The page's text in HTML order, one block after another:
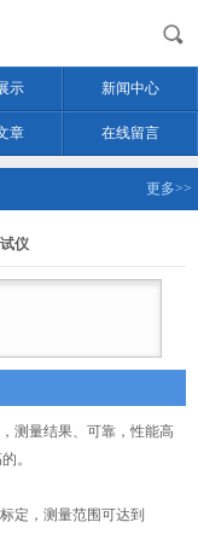
示 新闻中心
章 在线留言
更多>>
仪
测量结果、可靠，性能高
。
定，测量范围可达到